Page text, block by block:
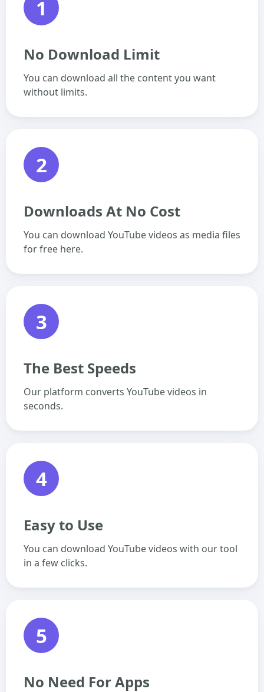
1
No Download Limit
You can download all the content you want
without limits.
2
Downloads At No Cost
You can download YouTube videos as media files
for free here.
3
The Best Speeds
Our platform converts YouTube videos in
seconds.
4
Easy to Use
You can download YouTube videos with our tool
in a few clicks.
5
No Need For Apps